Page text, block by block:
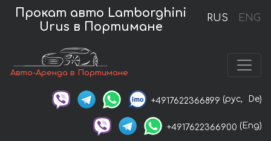
RUS ENG
Прокат авто Lamborghini
Urus в Портимане
Авто-Аренда в Портимане
+4917622366899 (рус, De)
+4917622366900 (Eng)